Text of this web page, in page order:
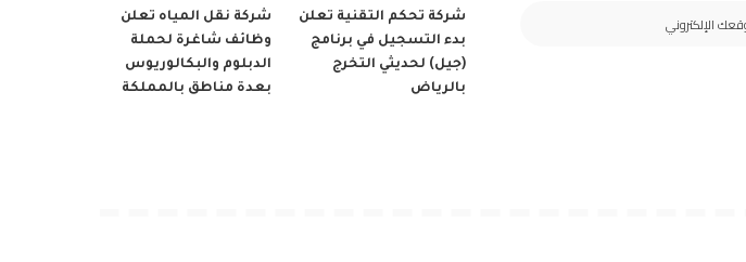
شركة تحكم التقنية تعلن
بدء التسجيل في برنامج
(جيل) لحديثي التخرج
بالرياض
شركة نقل المياه تعلن
وظائف شاغرة لحملة
الدبلوم والبكالوريوس
بعدة مناطق بالمملكة